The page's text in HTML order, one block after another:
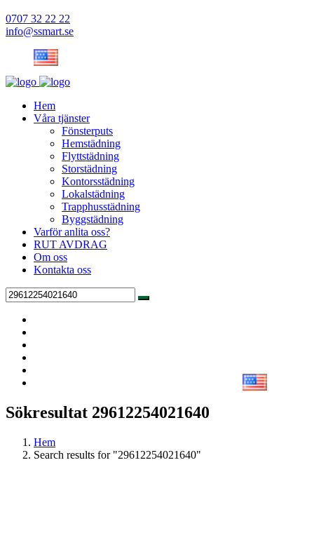
0707 32 22 22
info@ssmart.se
Hem
Våra tjänster
Fönsterputs
Hemstädning
Flyttstädning
Storstädning
Kontorsstädning
Lokalstädning
Trapphusstädning
Byggstädning
Varför anlita oss?
RUT AVDRAG
Om oss
Kontakta oss
Sökresultat 29612254021640
Hem
Search results for "29612254021640"